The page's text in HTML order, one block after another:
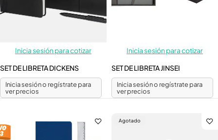
Inicia sesión para cotizar
SET DE LIBRETA DICKENS
Inicia sesión o regístrate para
ver precios
Inicia sesión para cotizar
SET DE LIBRETA JINSEI
Inicia sesión o regístrate para
ver precios
Agotado